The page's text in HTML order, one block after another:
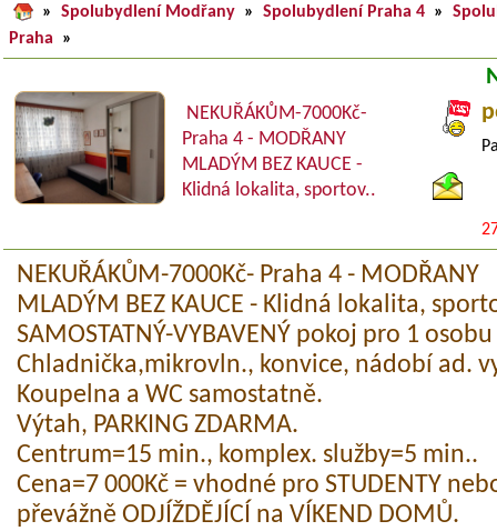
» Spolubydlení Modřany » Spolubydlení Praha 4 »
Praha
»
NEKUŘÁKŮM-7000Kč-
Praha 4 - MODŘANY
MLADÝM BEZ KAUCE -
Klidná lokalita, sportov..
NEKUŘÁKŮM-7000Kč- Praha 4 - MODŘANY
MLADÝM BEZ KAUCE - Klidná lokalita,
SAMOSTATNÝ-VYBAVENÝ pokoj pro 1
Chladnička,mikrovln., konvice, nádobí ad.
Koupelna a WC samostatně.
Výtah, PARKING ZDARMA.
Centrum=15 min., komplex. služby=5 min..
Cena=7 000Kč = vhodné pro STUDENTY
převážně ODJÍŽDĚJÍCÍ na VÍKEND DOMŮ.